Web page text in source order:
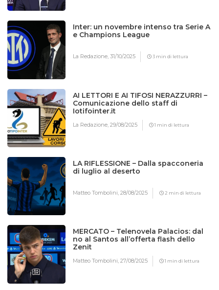
Inter: un novembre intenso tra Serie A
e Champions League
La Redazione,31/10/2025 3 min di lettura
AI LETTORI E AI TIFOSI NERAZZURRI –
Comunicazione dello staff di
Iotifointer.it
La Redazione,29/08/2025 1 min di lettura
LA RIFLESSIONE – Dalla spacconeria
di luglio al deserto
Matteo Tombolini,28/08/2025 2 min di lettura
MERCATO – Telenovela Palacios: dal
no al Santos all’offerta flash dello
Zenit
Matteo Tombolini,27/08/2025 1 min di lettura